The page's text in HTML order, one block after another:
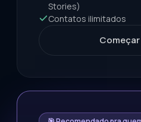
Stories)
Contatos ilimitados